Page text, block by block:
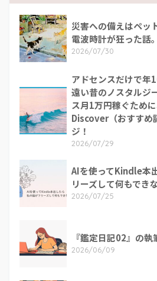
災害への備えはペッ
電波時計が狂った話。
2026/07/30
アドセンスだけで年
遠い昔のノスタルジ
ス月1万円稼ぐため
Discover（おすすめ
ジ！
2026/07/29
AIを使ってKindle本
リーズして何もでき
2026/07/25
『鑑定日記02』の執
2026/06/09